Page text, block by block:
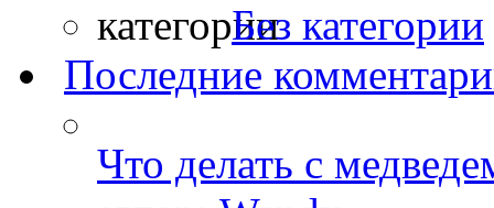
Без категории
Последние
Что делать с